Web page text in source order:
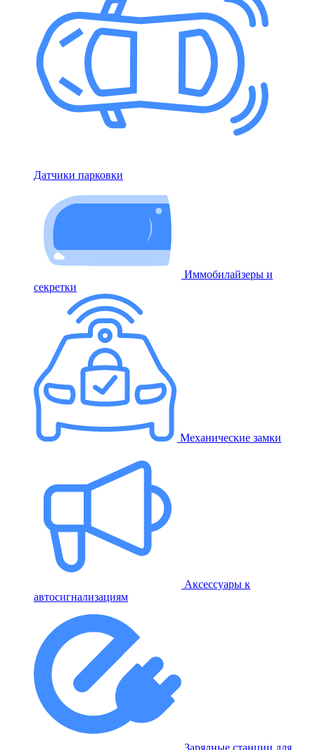
Датчики парковки
Иммобилайзеры и
секретки
Механические замки
Аксессуары к
автосигнализациям
Зарядные станции для